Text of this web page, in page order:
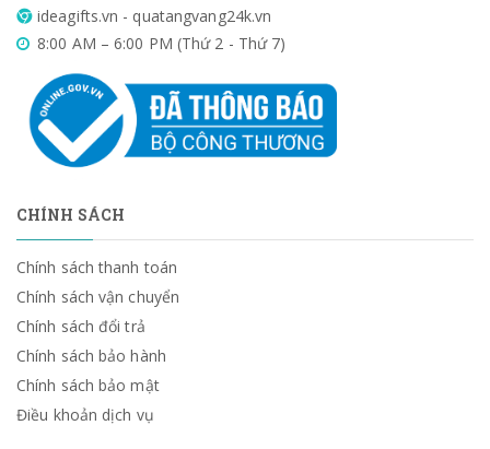
ideagifts.vn - quatangvang24k.vn
8:00 AM – 6:00 PM (Thứ 2 - Thứ 7)
CHÍNH SÁCH
Chính sách thanh toán
Chính sách vận chuyển
Chính sách đổi trả
Chính sách bảo hành
Chính sách bảo mật
Điều khoản dịch vụ